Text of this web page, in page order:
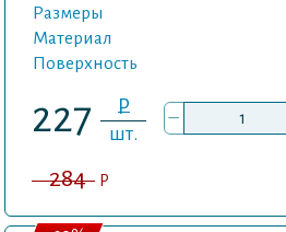
Размеры
Материал
Поверхность
227 P
шт.
–
284 P